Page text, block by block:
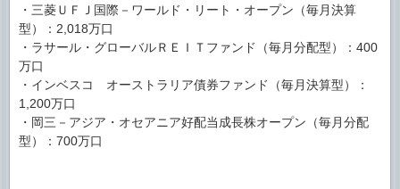
・三菱ＵＦＪ国際－ワールド・リート・オープン（毎月決算
型）：2,018万口
・ラサール・グローバルＲＥＩＴファンド（毎月分配型）：400
万口
・インベスコ オーストラリア債券ファンド（毎月決算型）：
1,200万口
・岡三－アジア・オセアニア好配当成長株オープン（毎月分配
型）：700万口